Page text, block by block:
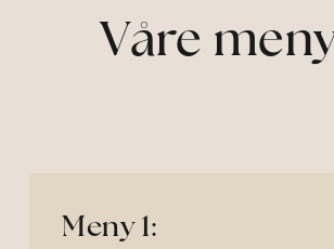
Våre
Meny 1: